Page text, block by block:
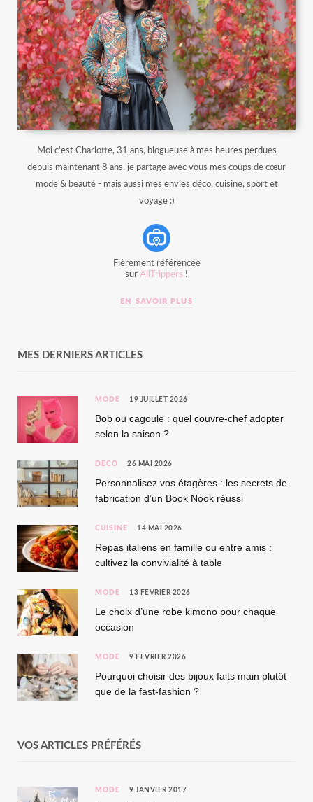
Moi c'est Charlotte, 31 ans, blogueuse à mes heures perdues
depuis maintenant 8 ans, je partage avec vous mes coups de cœur
mode & beauté - mais aussi mes envies déco, cuisine, sport et
voyage :)
Fièrement référencée
sur AllTrippers !
EN SAVOIR PLUS
MES DERNIERS ARTICLES
MODE 19 JUILLET 2026
Bob ou cagoule : quel couvre-chef adopter
selon la saison ?
DÉCO 26 MAI 2026
Personnalisez vos étagères : les secrets de
fabrication d’un Book Nook réussi
CUISINE 14 MAI 2026
Repas italiens en famille ou entre amis :
cultivez la convivialité à table
MODE 13 FÉVRIER 2026
Le choix d’une robe kimono pour chaque
occasion
MODE 9 FÉVRIER 2026
Pourquoi choisir des bijoux faits main plutôt
que de la fast-fashion ?
VOS ARTICLES PRÉFÉRÉS
MODE 9 JANVIER 2017